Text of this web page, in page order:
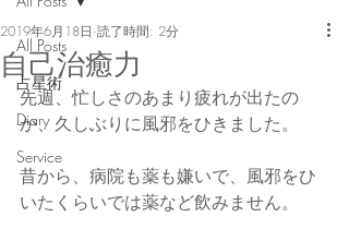
All Posts
占星術
Diary
Service
自己治癒力
2019年6月18日 読了時間: 2分
先週、忙しさのあまり疲れが出たの
か、久しぶりに風邪をひきました。
昔から、病院も薬も嫌いで、風邪をひ
いたくらいでは薬など飲みません。